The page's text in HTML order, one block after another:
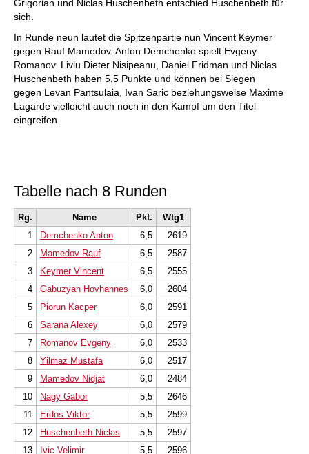
Grigorian und Niclas Huschenbeth entschied Huschenbeth für
sich.
In Runde neun lautet die Spitzenpartie nun Vincent Keymer
gegen Rauf Mamedov. Anton Demchenko spielt Evgeny
Romanov. Liviu Dieter Nisipeanu, Daniel Fridman und Niclas
Huschenbeth haben 5,5 Punkte und können bei Siegen
gegen Levan Pantsulaia, Ivan Saric beziehungsweise Maxime
Lagarde vielleicht auch noch in den Kampf um den Titel
eingreifen.
Tabelle nach 8 Runden
Rg. Name Pkt.
Wtg1
1
Demchenko Anton 6,5
2619
2
Mamedov Rauf 6,5
2587
3
Keymer Vincent 6,5
2555
4
Gabuzyan Hovhannes 6,0
2604
5
Piorun Kacper 6,0
2591
6
Sarana Alexey 6,0
2579
7
Romanov Evgeny 6,0
2533
8
Yilmaz Mustafa 6,0
2517
9
Mamedov Nidjat 6,0
2484
10
Nagy Gabor 5,5
2646
11
Erdos Viktor 5,5
2599
12
Huschenbeth Niclas 5,5
2597
13
Ivic Velimir 5,5
2596